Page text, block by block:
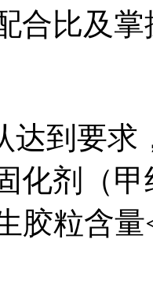
合比及
达到要求
化剂（
胶粒含